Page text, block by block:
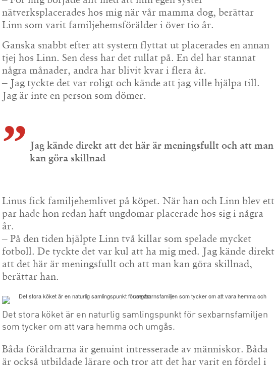
nätverksplacerades hos mig när vår mamma dog, berättar
Linn som varit familjehemsförälder i över tio år.
Ganska snabbt efter att systern flyttat ut placerades en annan
tjej hos Linn. Sen dess har det rullat på. En del har stannat
några månader, andra har blivit kvar i flera år.
– Jag tyckte det var roligt och kände att jag ville hjälpa till.
Jag är inte en person som dömer.
Jag kände direkt att det här är meningsfullt och att man
kan göra skillnad
Linus fick familjehemlivet på köpet. När han och Linn blev ett
par hade hon redan haft ungdomar placerade hos sig i några
år.
– På den tiden hjälpte Linn två killar som spelade mycket
fotboll. De tyckte det var kul att ha mig med. Jag kände direkt
att det här är meningsfullt och att man kan göra skillnad,
berättar han.
Det stora köket är en naturlig samlingspunkt för sexbarnsfamiljen
som tycker om att vara hemma och umgås.
Båda föräldrarna är genuint intresserade av människor. Båda
är också utbildade lärare och tror att det har varit en fördel i